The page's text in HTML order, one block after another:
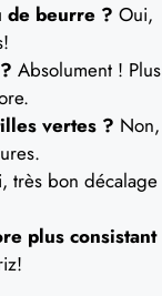
de beurre ? Oui,
Absolument ! Plus
vertes ? Non,
très bon décalage
plus consistant